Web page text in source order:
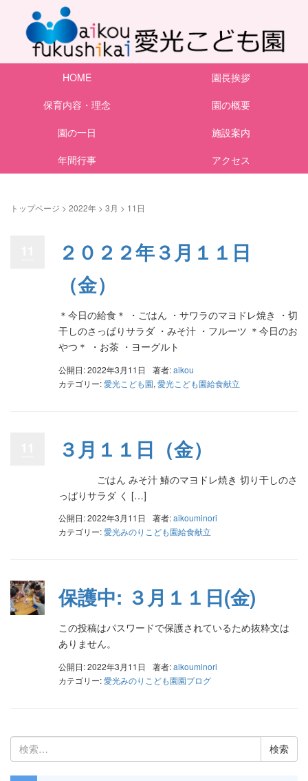
HOME
園長挨拶
保育内容・理念
園の概要
園の一日
施設案内
年間行事
アクセス
トップページ > 2022年 > 3月 > 11日
２０２２年３月１１日
（金）
＊今日の給食＊ ・ごはん ・サワラのマヨドレ焼き ・切
干しのさっぱりサラダ ・みそ汁 ・フルーツ ＊今日のお
やつ＊ ・お茶 ・ヨーグルト
公開日: 2022年3月11日 著者:aikou
カテゴリー:愛光こども園, 愛光こども園給食献立
３月１１日（金）
ごはん みそ汁 鰆のマヨドレ焼き 切り干しのさ
っぱりサラダ く […]
公開日: 2022年3月11日 著者:aikouminori
カテゴリー:愛光みのりこども園給食献立
保護中: ３月１１日(金)
この投稿はパスワードで保護されているため抜粋文は
ありません。
公開日: 2022年3月11日 著者:aikouminori
カテゴリー:愛光みのりこども園園ブログ
検
索: